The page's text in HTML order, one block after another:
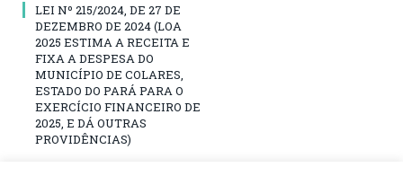
LEI Nº 215/2024, DE 27 DE
DEZEMBRO DE 2024 (LOA
2025 ESTIMA A RECEITA E
FIXA A DESPESA DO
MUNICÍPIO DE COLARES,
ESTADO DO PARÁ PARA O
EXERCÍCIO FINANCEIRO DE
2025, E DÁ OUTRAS
PROVIDÊNCIAS)